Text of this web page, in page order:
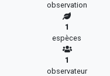
observation
1
espèces
1
observateur